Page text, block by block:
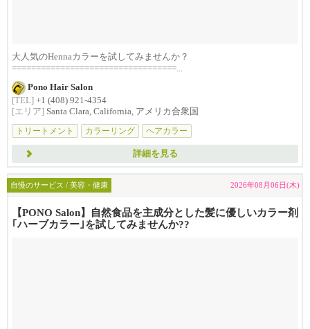
大人気のHennaカラーを試してみませんか？
==================================...
Pono Hair Salon
[TEL] +1 (408) 921-4354
[エリア] Santa Clara, California, アメリカ合衆国
トリートメント
カラーリング ヘアカラー
詳細を見る
自慢のサービス / 美容・健康 2026年08月06日(木)
【PONO Salon】自然食品を主成分とした髪に優しいカラー剤
｢ハーブカラー｣を試してみませんか??